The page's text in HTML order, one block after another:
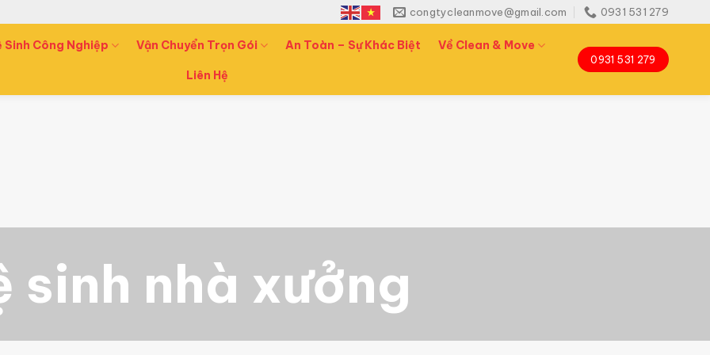
congtycleanmove@gmail.com 0931 531 279
Sinh Công Nghiệp Vận Chuyển Trọn Gói An Toàn – Sự Khác Biệt Về Clean & Move
Liên Hệ
0931 531 279
sinh nhà xưởng